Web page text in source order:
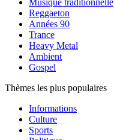
Musique traditionnelle
Reggaeton
Années 90
Trance
Heavy Metal
Ambient
Gospel
Thèmes les plus populaires
Informations
Culture
Sports